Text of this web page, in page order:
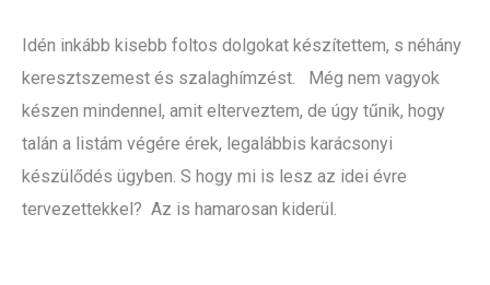
Idén inkább kisebb foltos dolgokat készítettem, s néhány
keresztszemest és szalaghímzést. Még nem vagyok
készen mindennel, amit elterveztem, de úgy tűnik, hogy
talán a listám végére érek, legalábbis karácsonyi
készülődés ügyben. S hogy mi is lesz az idei évre
tervezettekkel? Az is hamarosan kiderül.